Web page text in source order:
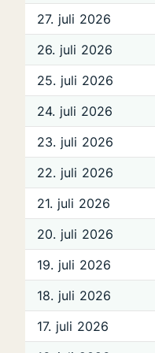
27. juli 2026
26. juli 2026
25. juli 2026
24. juli 2026
23. juli 2026
22. juli 2026
21. juli 2026
20. juli 2026
19. juli 2026
18. juli 2026
17. juli 2026